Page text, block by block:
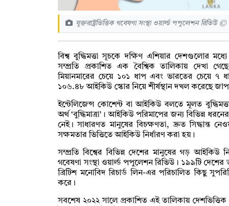
যুক্তরাষ্ট্রভিত্তিক গবেষণা সংস্থা ওয়ার্ল্ড পপুলেশন রিভিউ ©
বিশ্ব বুদ্ধিমত্তা সূচকে দক্ষিণ এশিয়ার দেশগুলোর
সম্প্রতি প্রকাশিত এক বৈশ্বিক তালিকায় দেখা
মিয়ানমারের চেয়ে ১০১ ধাপ এবং ভারতের চেয়ে ৭
১০৬.৪৮ আইকিউ স্কোর নিয়ে শীর্ষস্থান দখল করেছে
ইন্টেলিজেন্স কোশেন্ট বা আইকিউ বলতে মূলত
অর্থ ‘বুদ্ধিমাত্রা’। আইকিউ পরিমাপের জন্য বিভিন্ন
নেই। সাধারণত মানুষের বিচক্ষণতা, দ্রুত সিদ্ধান্ত
সক্ষমতার ভিত্তিতে আইকিউ নির্ধারণ করা হয়।
সম্প্রতি বিশ্বের বিভিন্ন দেশের মানুষের গড় আইকিউ
গবেষণা সংস্থা ওয়ার্ল্ড পপুলেশন রিভিউ। ১৯৯টি
ব্রিটিশ মনোবিদ রিচার্ড লিন-এর পরিচালিত কিছু
করে।
সবশেষ ২০২২ সালে প্রকাশিত এই তালিকায়